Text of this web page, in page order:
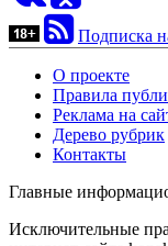
Подписка
О проекте
Правила
Реклама на
Дерево рубрик
Контакты
Главные
Исключительные